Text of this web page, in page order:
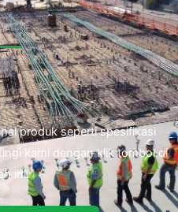
produk seperti spesifikasi
kami dengan klik tombol di
ini.